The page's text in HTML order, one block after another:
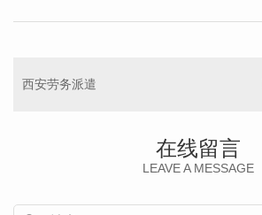
西安劳务派遣
在线留言
LEAVE A MESSAGE